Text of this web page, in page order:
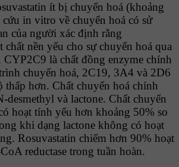
ít bị chuyển hoá (khoảng
in vitro về chuyển hoá có sử
của người xác định rằng
chất nền yếu cho sự chuyển hoá qua
CYP2C9 là chất đồng enzyme chính
chuyển hoá, 2C19, 3A4 và 2D6
thấp hơn. Chất chuyển hoá chính
desmethyl và lactone. Chất chuyển
hoạt tính yếu hơn khoảng 50% so
khi dạng lactone không có hoạt
Rosuvastatin chiếm hơn 90% hoạt
reductase trong tuần hoàn.